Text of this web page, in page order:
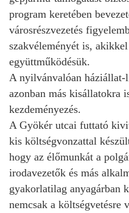
program keretében
városrészvezetés
szakvéleményét is,
együttműködésük.
A nyilvánvalóan
azonban más kisállatokra
kezdeményezés.
A Gyökér utcai futtató
kis költségvonzattal
hogy az élőmunkát a
irodavezetők és más
gyakorlatilag anyagárban
nemcsak a költségvetésre